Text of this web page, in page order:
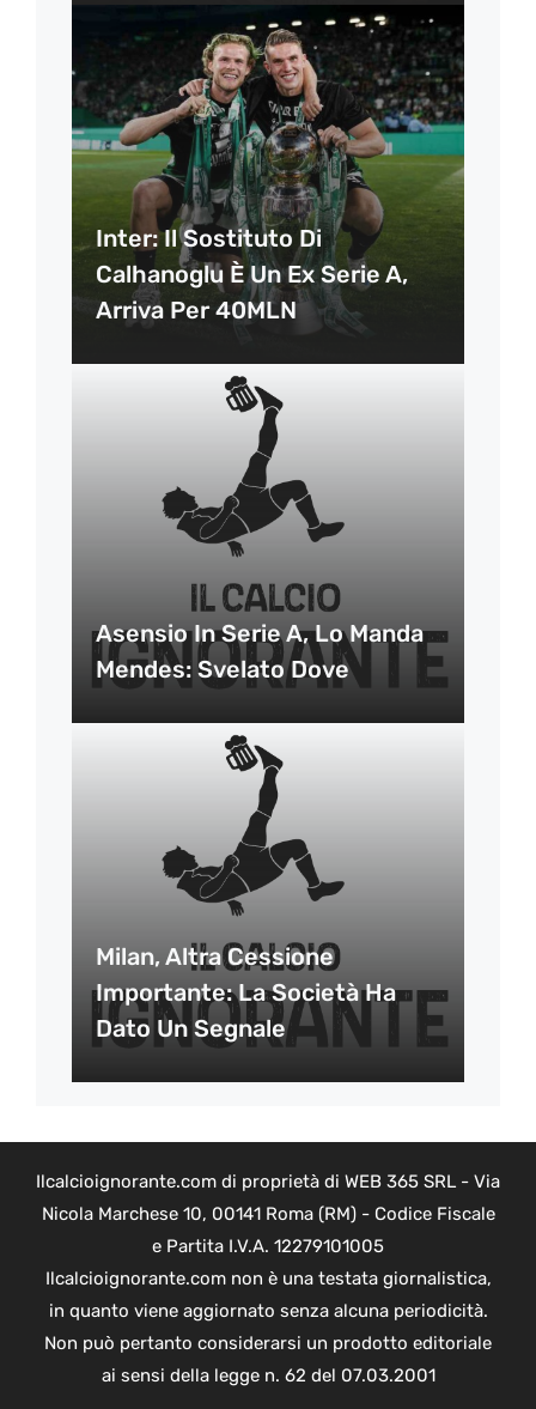
Inter: Il Sostituto Di
Calhanoglu È Un Ex Serie A,
Arriva Per 40MLN
Asensio In Serie A, Lo Manda
Mendes: Svelato Dove
Milan, Altra Cessione
Importante: La Società Ha
Dato Un Segnale
Ilcalcioignorante.com di proprietà di WEB 365 SRL - Via
Nicola Marchese 10, 00141 Roma (RM) - Codice Fiscale
e Partita I.V.A. 12279101005
Ilcalcioignorante.com non è una testata giornalistica,
in quanto viene aggiornato senza alcuna periodicità.
Non può pertanto considerarsi un prodotto editoriale
ai sensi della legge n. 62 del 07.03.2001